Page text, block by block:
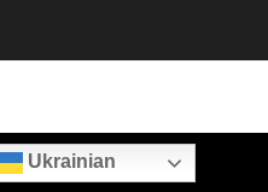
Ukrainian